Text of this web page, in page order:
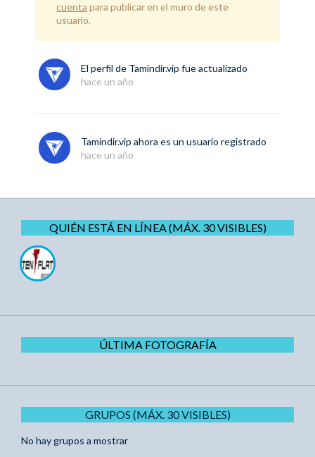
cuenta para publicar en el muro de este
usuario.
El perfil de Tamindir.vip fue actualizado
hace un año
Tamindir.vip ahora es un usuario registrado
hace un año
QUIÉN ESTÁ EN LÍNEA (MÁX. 30 VISIBLES)
ÚLTIMA FOTOGRAFÍA
GRUPOS (MÁX. 30 VISIBLES)
No hay grupos a mostrar